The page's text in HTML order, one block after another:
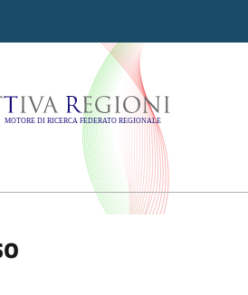
Regioni -